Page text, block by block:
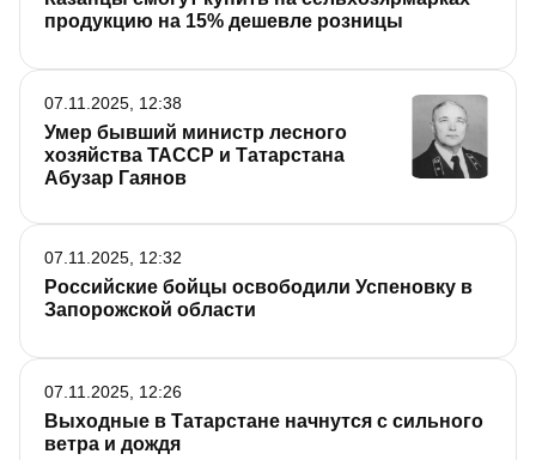
продукцию на 15% дешевле розницы
Умер бывший министр лесного
хозяйства ТАССР и Татарстана
Абузар Гаянов
07.11.2025, 12:38
Российские бойцы освободили Успеновку в
Запорожской области
07.11.2025, 12:32
Выходные в Татарстане начнутся с сильного
ветра и дождя
07.11.2025, 12:26